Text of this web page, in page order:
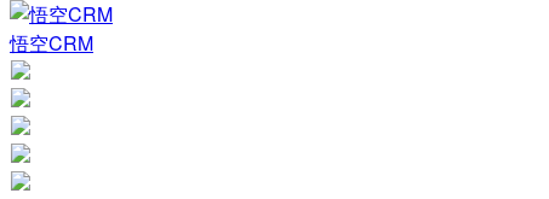
悟空CRM